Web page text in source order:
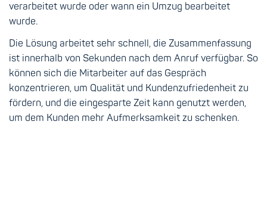
verarbeitet wurde oder wann ein Umzug bearbeitet
wurde.
Die Lösung arbeitet sehr schnell, die Zusammenfassung
ist innerhalb von Sekunden nach dem Anruf verfügbar. So
können sich die Mitarbeiter auf das Gespräch
konzentrieren, um Qualität und Kundenzufriedenheit zu
fördern, und die eingesparte Zeit kann genutzt werden,
um dem Kunden mehr Aufmerksamkeit zu schenken.